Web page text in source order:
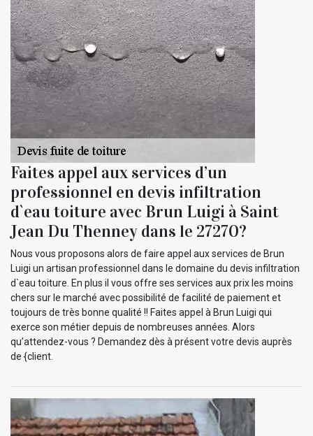
Faites appel aux services d’un
professionnel en devis infiltration
d`eau toiture avec Brun Luigi à Saint
Jean Du Thenney dans le 27270?
Nous vous proposons alors de faire appel aux services de Brun
Luigi un artisan professionnel dans le domaine du devis infiltration
d`eau toiture. En plus il vous offre ses services aux prix les moins
chers sur le marché avec possibilité de facilité de paiement et
toujours de très bonne qualité !! Faites appel à Brun Luigi qui
exerce son métier depuis de nombreuses années. Alors
qu’attendez-vous ? Demandez dès à présent votre devis auprès
de {client.